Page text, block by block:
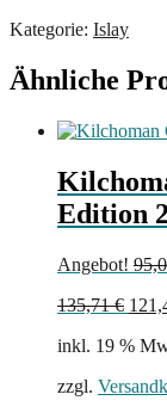
Single
Menge
Kategorie: Islay
Ähnliche
Edition
Angebot!
135,71€
inkl. 19 %
zzgl.